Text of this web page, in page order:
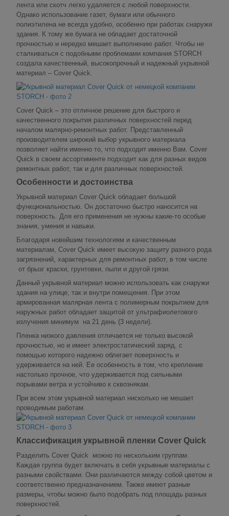
лента или скотч легко удаляется с любой поверхности.
Однако использование газет, бумаги или обычного
полиэтилена не всегда удобно, особенно при работах снаружи
здания. К тому же бумага не обладает достаточной
прочностью и нередко мешает выполнению работ. Чтобы не
сталкиваться с подобными проблемами компания STORCH
создала качественный, высокопрочный и надежный укрывной
материал – Cover Quick.
Cover Quick – это отличное решение для быстрого и
качественного покрытия различных поверхностей перед
началом малярно-ремонтных работ. Представленный
производителем широкий выбор укрывного материала
позволяет найти именно то, что подходит именно Вам. Cover
Quick в своем ассортименте подходит как для разных видов
ремонтных работ, так и для различных поверхностей.
Особенности и достоинства
Укрывной материал Cover Quick обладает большой
функциональностью. Он достаточно быстро наносится на
поверхность. Для его применения не нужны какие-то особые
знания, умения и навыки.
Благодаря новейшим технологиям и качественным
материалам, Cover Quick имеет высокую защиту разного рода
загрязнений, характерных для ремонтных работ, в том числе
от брызг краски, грунтовки, пыли и другой грязи.
Данный укрывной материал можно использовать как снаружи
здания на улице, так и внутри помещения. При этом
армированная малярная лента с полимерным покрытием для
наружных работ обладает защитой от ультрафиолетового
излучения минимум на 21 день (3 недели).
Пленка низкого давления отличается не только высокой
прочностью, но и имеет электростатический заряд, с
помощью которого надежно облегает поверхность и
удерживается на ней. Ее особенность в том, что крепление
настолько прочное, что удерживается под сильными
порывами ветра и устойчиво к сквознякам.
При всем этом укрывной материал нисколько не мешает
проводимым работам.
Классификация укрывной пленки Cover Quick
Разделить Cover Quick можно по нескольким группам.
Каждая группа будет включать в себя укрывные материалы с
разными свойствами. Они различаются между собой цветом и
соответственно предназначением. Также имеют разные
размеры, чтобы можно было подобрать под площадь разных
поверхностей.